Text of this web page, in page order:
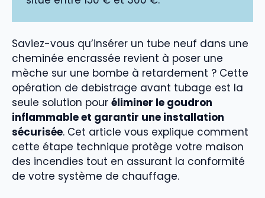
Saviez-vous qu’insérer un tube neuf dans une
cheminée encrassée revient à poser une
mèche sur une bombe à retardement ? Cette
opération de debistrage avant tubage est la
seule solution pour éliminer le goudron
inflammable et garantir une installation
sécurisée. Cet article vous explique comment
cette étape technique protège votre maison
des incendies tout en assurant la conformité
de votre système de chauffage.